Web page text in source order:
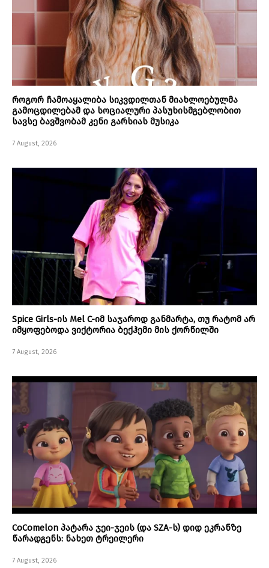
როგორ ჩამოაყალიბა სიკვდილთან მიახლოებულმა
გამოცდილებამ და სოციალური პასუხისმგებლობით
სავსე ბავშვობამ კენი გარსიას მუსიკა
7 August, 2026
Spice Girls-ის Mel C-იმ საჯაროდ განმარტა, თუ რატომ არ
იმყოფებოდა ვიქტორია ბექჰემი მის ქორწილში
7 August, 2026
CoComelon პატარა ჯეი-ჯეის (და SZA-ს) დიდ ეკრანზე
წარადგენს: ნახეთ ტრეილერი
7 August, 2026